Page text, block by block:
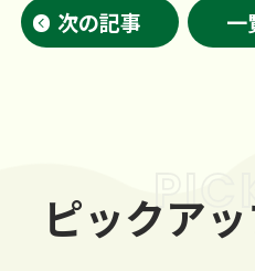
次の記事 一
ピックア